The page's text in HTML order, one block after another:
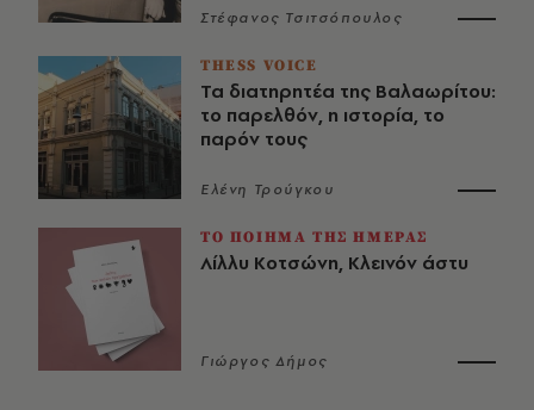
Στέφανος Τσιτσόπουλος
THESS VOICE
Τα διατηρητέα της Βαλαωρίτου:
το παρελθόν, η ιστορία, το
παρόν τους
Ελένη Τρούγκου
ΤΟ ΠΟΙΗΜΑ ΤΗΣ ΗΜΕΡΑΣ
Λίλλυ Κοτσώνη, Κλεινόν άστυ
Γιώργος Δήμος